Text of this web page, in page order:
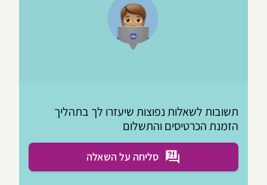
תשובות לשאלות נפוצות שיעזרו לך בתהליך
הזמנת הכרטיסים והתשלום
סליחה על השאלה